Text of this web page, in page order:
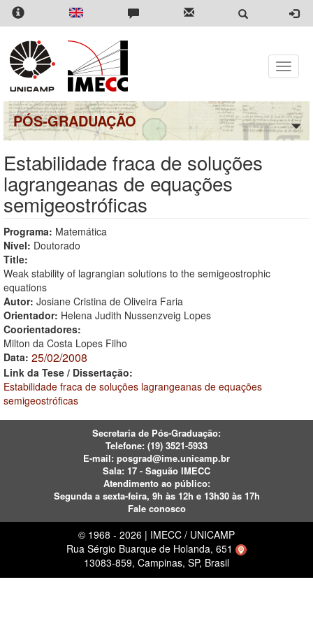
Pular
para
conteúdo
principal
Toggle
PÓS-GRADUAÇÃO
Estabilidade fraca de soluções
lagrangeanas de equações
semigeostróficas
Programa: Matemática
Nível: Doutorado
Title:
Weak stability of lagrangian solutions to the semigeostrophic
equations
Autor: Josiane Cristina de Oliveira Faria
Orientador: Helena Judith Nussenzveig Lopes
Coorientadores:
Milton da Costa Lopes Filho
Data: 25/02/2008
Link da Tese / Dissertação:
Estabilidade fraca de soluções lagrangeanas de equações
semigeostróficas
Secretaria de Pós-Graduação:
Telefone: (19) 3521-5933
E-mail: posgrad@ime.unicamp.br
Sala: 17 - Saguão IMECC
Atendimento ao público:
Segunda a sexta-feira, 9h às 12h e 13h30 às 17h
Fale conosco
© 1968 - 2026 | IMECC / UNICAMP
Rua Sérgio Buarque de Holanda, 651
13083-859, Campinas, SP, Brasil